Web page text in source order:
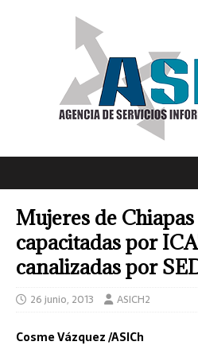
Mujeres de
capacitadas por
canalizadas por
26 junio, 2013 ASICH2
Cosme Vázquez /ASICh